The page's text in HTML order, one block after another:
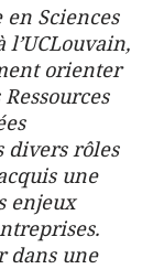
Sciences
orienter
divers rôles
une
enjeux
dans une